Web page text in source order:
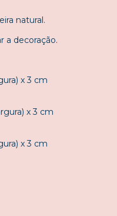
natural.
a decoração.
x 3 cm
x 3 cm
x 3 cm